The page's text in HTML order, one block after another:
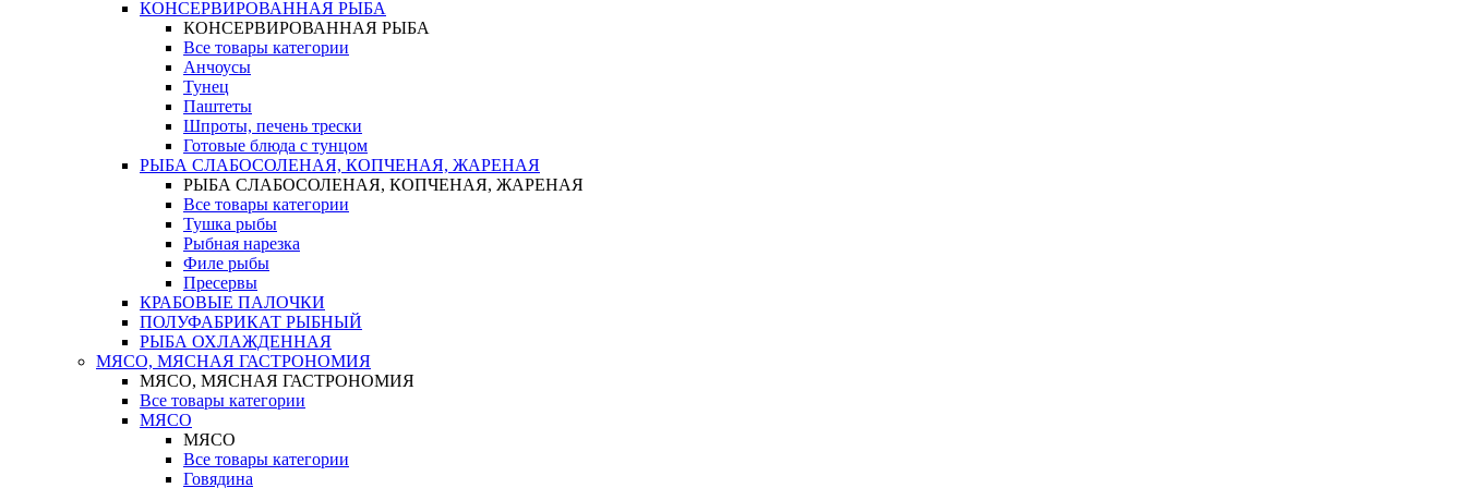
КОНСЕРВИРОВАННАЯ РЫБА
КОНСЕРВИРОВАННАЯ РЫБА
Все товары категории
Анчоусы
Тунец
Паштеты
Шпроты, печень трески
Готовые блюда с тунцом
РЫБА СЛАБОСОЛЕНАЯ, КОПЧЕНАЯ, ЖАРЕНАЯ
РЫБА СЛАБОСОЛЕНАЯ, КОПЧЕНАЯ, ЖАРЕНАЯ
Все товары категории
Тушка рыбы
Рыбная нарезка
Филе рыбы
Пресервы
КРАБОВЫЕ ПАЛОЧКИ
ПОЛУФАБРИКАТ РЫБНЫЙ
РЫБА ОХЛАЖДЕННАЯ
МЯСО, МЯСНАЯ ГАСТРОНОМИЯ
МЯСО, МЯСНАЯ ГАСТРОНОМИЯ
Все товары категории
МЯСО
МЯСО
Все товары категории
Говядина